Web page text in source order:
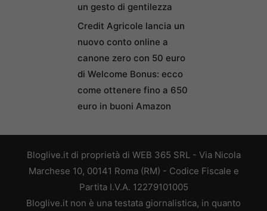
un gesto di gentilezza
Credit Agricole lancia un
nuovo conto online a
canone zero con 50 euro
di Welcome Bonus: ecco
come ottenere fino a 650
euro in buoni Amazon
Bloglive.it di proprietà di WEB 365 SRL - Via Nicola
Marchese 10, 00141 Roma (RM) - Codice Fiscale e
Partita I.V.A. 12279101005
Bloglive.it non è una testata giornalistica, in quanto